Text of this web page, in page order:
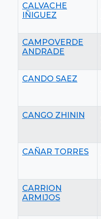
CALVACHE
IÑIGUEZ
CAMPOVERDE
ANDRADE
CANDO SAEZ
CANGO ZHININ
CAÑAR TORRES
CARRION
ARMIJOS